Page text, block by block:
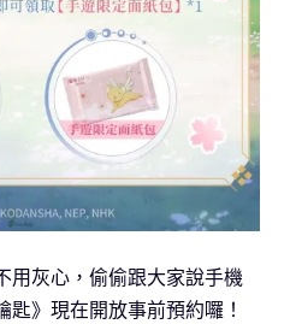
用灰心，偷偷跟大家說手機
》現在開放事前預約囉！